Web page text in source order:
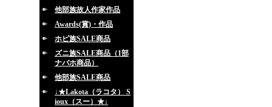
他部族故人作家作品
Awards(賞)・作品
ホピ族SALE商品
ズニ族SALE商品（1部
ナバホ商品）
他部族SALE商品
↓★Lakota（ラコタ） S
ioux（スー）★↓